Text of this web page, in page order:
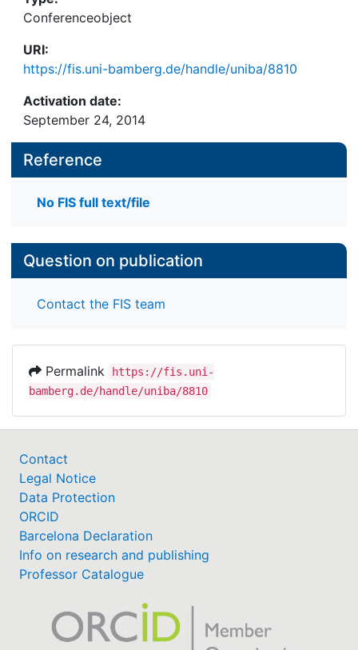
Conferenceobject
URI:
https://fis.uni-bamberg.de/handle/uniba/8810
Activation date:
September 24, 2014
Reference
No FIS full text/file
Question on publication
Contact the FIS team
Permalink
https://fis.uni-
bamberg.de/handle/uniba/8810
Contact
Legal Notice
Data Protection
ORCID
Barcelona Declaration
Info on research and publishing
Professor Catalogue